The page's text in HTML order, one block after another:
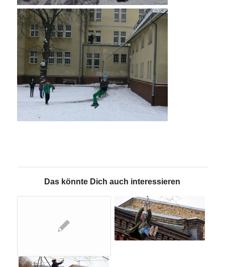
Das könnte Dich auch interessieren